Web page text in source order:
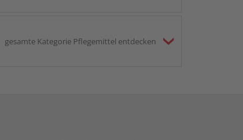
gesamte Kategorie Pflegemittel entdecken